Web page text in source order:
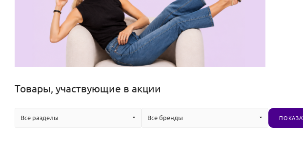
Товары, участвующие в акции
Все разделы Все бренды